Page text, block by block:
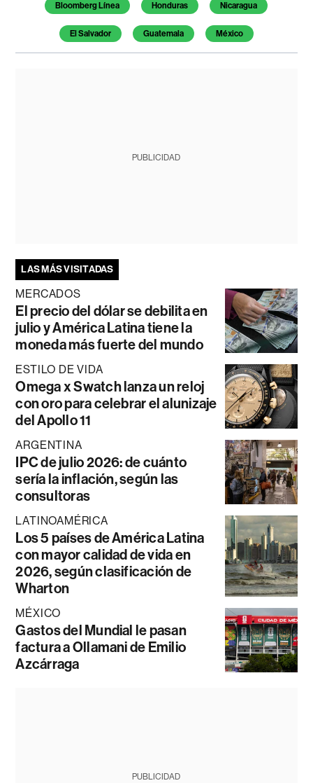
Bloomberg Línea Honduras Nicaragua
El Salvador Guatemala México
PUBLICIDAD
LAS MÁS VISITADAS
MERCADOS
El precio del dólar se debilita en
julio y América Latina tiene la
moneda más fuerte del mundo
ESTILO DE VIDA
Omega x Swatch lanza un reloj
con oro para celebrar el alunizaje
del Apollo 11
ARGENTINA
IPC de julio 2026: de cuánto
sería la inflación, según las
consultoras
LATINOAMÉRICA
Los 5 países de América Latina
con mayor calidad de vida en
2026, según clasificación de
Wharton
MÉXICO
Gastos del Mundial le pasan
factura a Ollamani de Emilio
Azcárraga
PUBLICIDAD